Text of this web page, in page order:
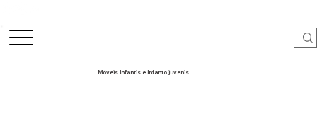
Móveis Infantis e Infanto juvenis